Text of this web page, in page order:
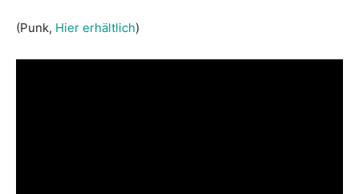
(Punk, Hier erhältlich)